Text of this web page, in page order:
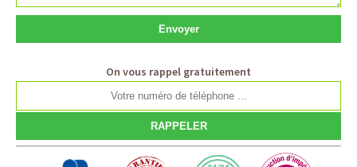
On vous rappel gratuitement